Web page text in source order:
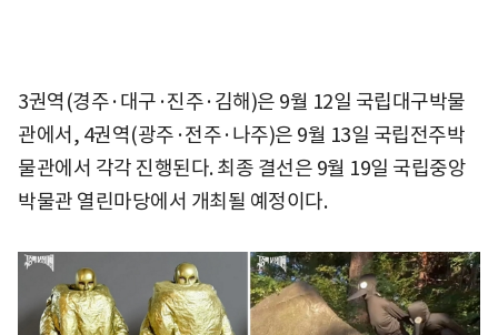
3권역(경주·대구·진주·김해)은 9월 12일 국립대구박물
관에서, 4권역(광주·전주·나주)은 9월 13일 국립전주박
물관에서 각각 진행된다. 최종 결선은 9월 19일 국립중앙
박물관 열린마당에서 개최될 예정이다.